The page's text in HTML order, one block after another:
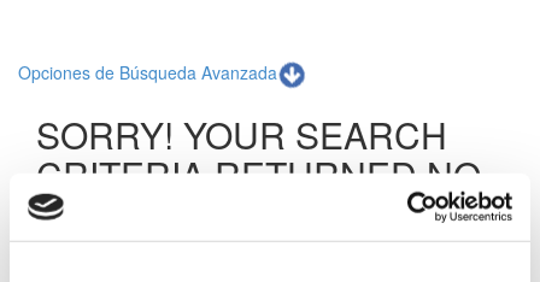
Opciones de Búsqueda Avanzada
SORRY! YOUR SEARCH
CRITERIA RETURNED NO
RESULTS.